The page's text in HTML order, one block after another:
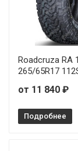
Predator
Predator
Predator
Roadcruza RA
265/65R17
от 11 840 ₽
Подробнее